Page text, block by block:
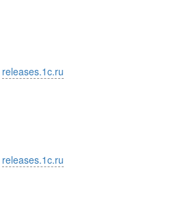
releases.1c.ru
releases.1c.ru